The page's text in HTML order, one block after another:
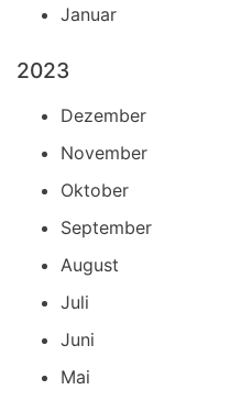
Januar
2023
Dezember
November
Oktober
September
August
Juli
Juni
Mai